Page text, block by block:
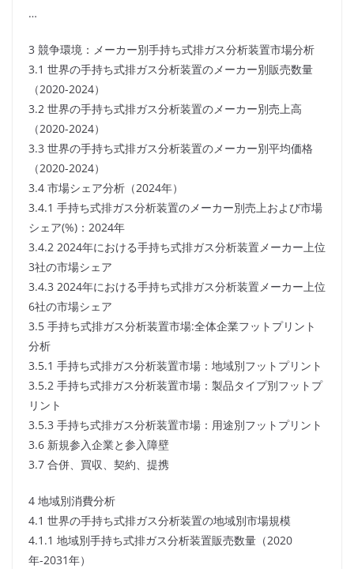
…
3 競争環境：メーカー別手持ち式排ガス分析装置市場分析
3.1 世界の手持ち式排ガス分析装置のメーカー別販売数量
（2020-2024）
3.2 世界の手持ち式排ガス分析装置のメーカー別売上高
（2020-2024）
3.3 世界の手持ち式排ガス分析装置のメーカー別平均価格
（2020-2024）
3.4 市場シェア分析（2024年）
3.4.1 手持ち式排ガス分析装置のメーカー別売上および市場
シェア(%)：2024年
3.4.2 2024年における手持ち式排ガス分析装置メーカー上位
3社の市場シェア
3.4.3 2024年における手持ち式排ガス分析装置メーカー上位
6社の市場シェア
3.5 手持ち式排ガス分析装置市場:全体企業フットプリント
分析
3.5.1 手持ち式排ガス分析装置市場：地域別フットプリント
3.5.2 手持ち式排ガス分析装置市場：製品タイプ別フットプ
リント
3.5.3 手持ち式排ガス分析装置市場：用途別フットプリント
3.6 新規参入企業と参入障壁
3.7 合併、買収、契約、提携
4 地域別消費分析
4.1 世界の手持ち式排ガス分析装置の地域別市場規模
4.1.1 地域別手持ち式排ガス分析装置販売数量（2020
年-2031年）